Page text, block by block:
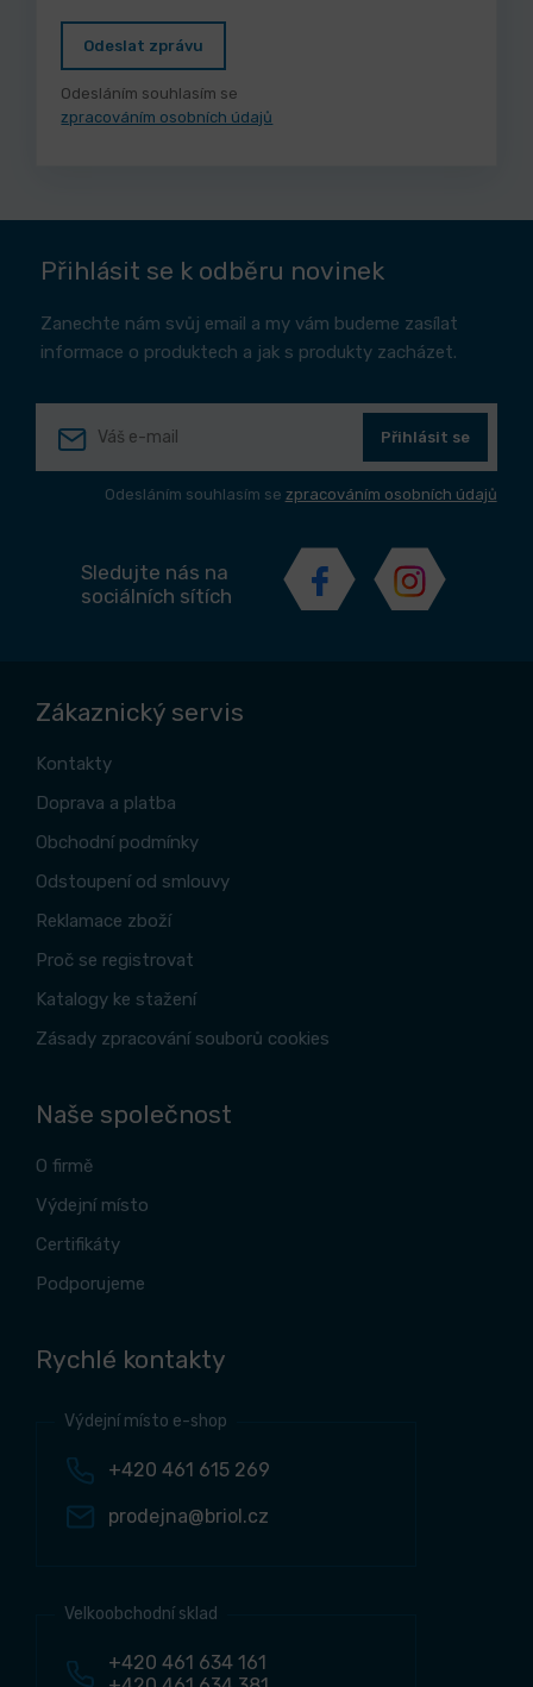
Odeslat zprávu
Odesláním souhlasím se
zpracováním osobních údajů
Přihlásit se k odběru novinek
Zanechte nám svůj email a my vám budeme zasílat
informace o produktech a jak s produkty zacházet.
Přihlásit se
Odesláním souhlasím se zpracováním osobních údajů
Sledujte nás na
sociálních sítích
Zákaznický servis
Kontakty
Doprava a platba
Obchodní podmínky
Odstoupení od smlouvy
Reklamace zboží
Proč se registrovat
Katalogy ke stažení
Zásady zpracování souborů cookies
Naše společnost
O firmě
Výdejní místo
Certifikáty
Podporujeme
Rychlé kontakty
Výdejní místo e-shop
+420 461 615 269
prodejna@briol.cz
Velkoobchodní sklad
+420 461 634 161